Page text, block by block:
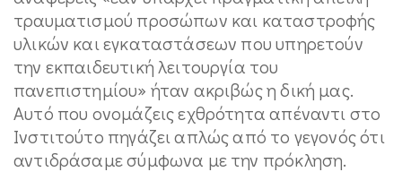
τραυματισμού προσώπων και καταστροφής
υλικών και εγκαταστάσεων που υπηρετούν
την εκπαιδευτική λειτουργία του
πανεπιστημίου» ήταν ακριβώς η δική μας.
Αυτό που ονομάζεις εχθρότητα απέναντι στο
Ινστιτούτο πηγάζει απλώς από το γεγονός ότι
αντιδράσαμε σύμφωνα με την πρόκληση.